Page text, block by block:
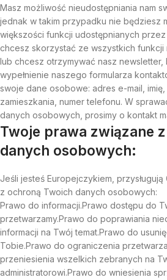
Masz możliwość nieudostępniania nam
jednak w takim przypadku nie będziesz
większości funkcji udostępnianych
chcesz skorzystać ze wszystkich
lub chcesz otrzymywać nasz
wypełnienie naszego formularza
swoje dane osobowe: adres e-mail,
zamieszkania, numer telefonu. W
danych osobowych, prosimy o kontakt
Twoje prawa związane
danych osobowych:
Jeśli jesteś Europejczykiem,
z ochroną Twoich danych osobowych:
Prawo do informacji.Prawo dostępu do
przetwarzamy.Prawo do poprawiania
informacji na Twój temat.Prawo do
Tobie.Prawo do ograniczenia
przeniesienia wszelkich zebranych na
administratorowi.Prawo do wniesienia